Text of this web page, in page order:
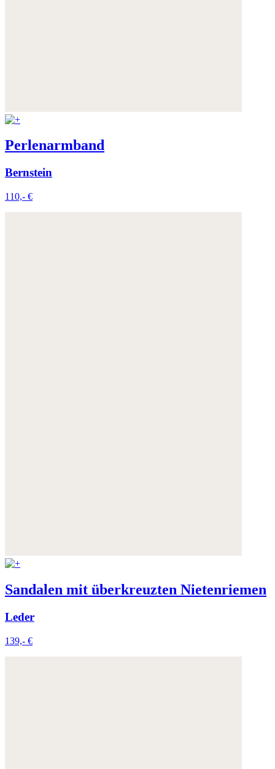
Perlenarmband
Bernstein
110,- €
Sandalen mit überkreuzten Nietenriemen
Leder
139,- €